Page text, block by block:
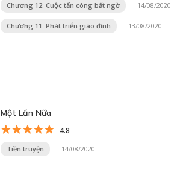
Chương 12: Cuộc tấn công bất ngờ 14/08/2020
Chương 11: Phát triển giáo đình 13/08/2020
Một Lần Nữa
4.8
Tiền truyện 14/08/2020